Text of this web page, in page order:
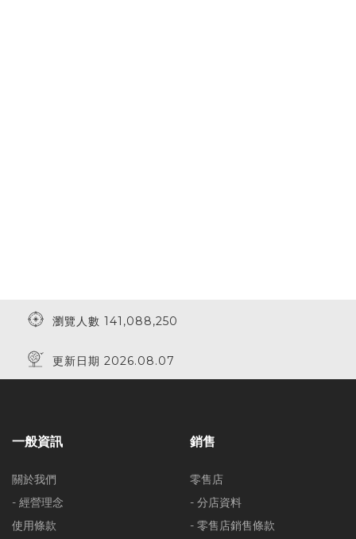
瀏覽人數 141,088,250
更新日期 2026.08.07
一般資訊
關於我們
- 經營理念
使用條款
銷售
零售店
- 分店資料
- 零售店銷售條款